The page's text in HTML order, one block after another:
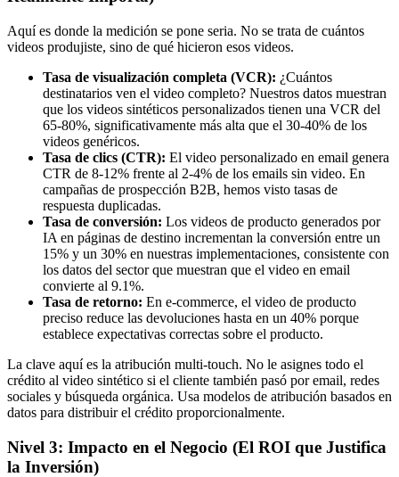
Aquí es donde la medición se pone seria. No se trata de cuántos
videos produjiste, sino de qué hicieron esos videos.
Tasa de visualización completa (VCR): ¿Cuántos
destinatarios ven el video completo? Nuestros datos muestran
que los videos sintéticos personalizados tienen una VCR del
65-80%, significativamente más alta que el 30-40% de los
videos genéricos.
Tasa de clics (CTR): El video personalizado en email genera
CTR de 8-12% frente al 2-4% de los emails sin video. En
campañas de prospección B2B, hemos visto tasas de
respuesta duplicadas.
Tasa de conversión: Los videos de producto generados por
IA en páginas de destino incrementan la conversión entre un
15% y un 30% en nuestras implementaciones, consistente con
los datos del sector que muestran que el video en email
convierte al 9.1%.
Tasa de retorno: En e-commerce, el video de producto
preciso reduce las devoluciones hasta en un 40% porque
establece expectativas correctas sobre el producto.
La clave aquí es la atribución multi-touch. No le asignes todo el
crédito al video sintético si el cliente también pasó por email, redes
sociales y búsqueda orgánica. Usa modelos de atribución basados en
datos para distribuir el crédito proporcionalmente.
Nivel 3: Impacto en el Negocio (El ROI que Justifica
la Inversión)